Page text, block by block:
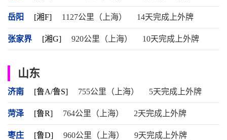
岳阳 [湘F] 1127公里（上海） 14天完成上外牌
张家界 [湘G] 920公里（上海） 10天完成上外牌
山东
济南 [鲁A/鲁S] 755公里（上海） 5天完成上外牌
菏泽 [鲁R] 764公里（上海） 2天完成上外牌
枣庄 [鲁D] 960公里（上海） 9天完成上外牌